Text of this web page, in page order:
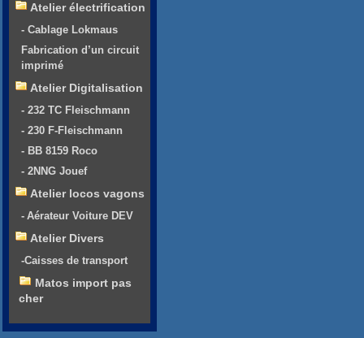
Atelier électrification
- Cablage Lokmaus
Fabrication d’un circuit
imprimé
Atelier Digitalisation
- 232 TC Fleischmann
- 230 F-Fleischmann
- BB 8159 Roco
- 2NNG Jouef
Atelier locos vagons
- Aérateur Voiture DEV
Atelier Divers
-Caisses de transport
Matos import pas
cher